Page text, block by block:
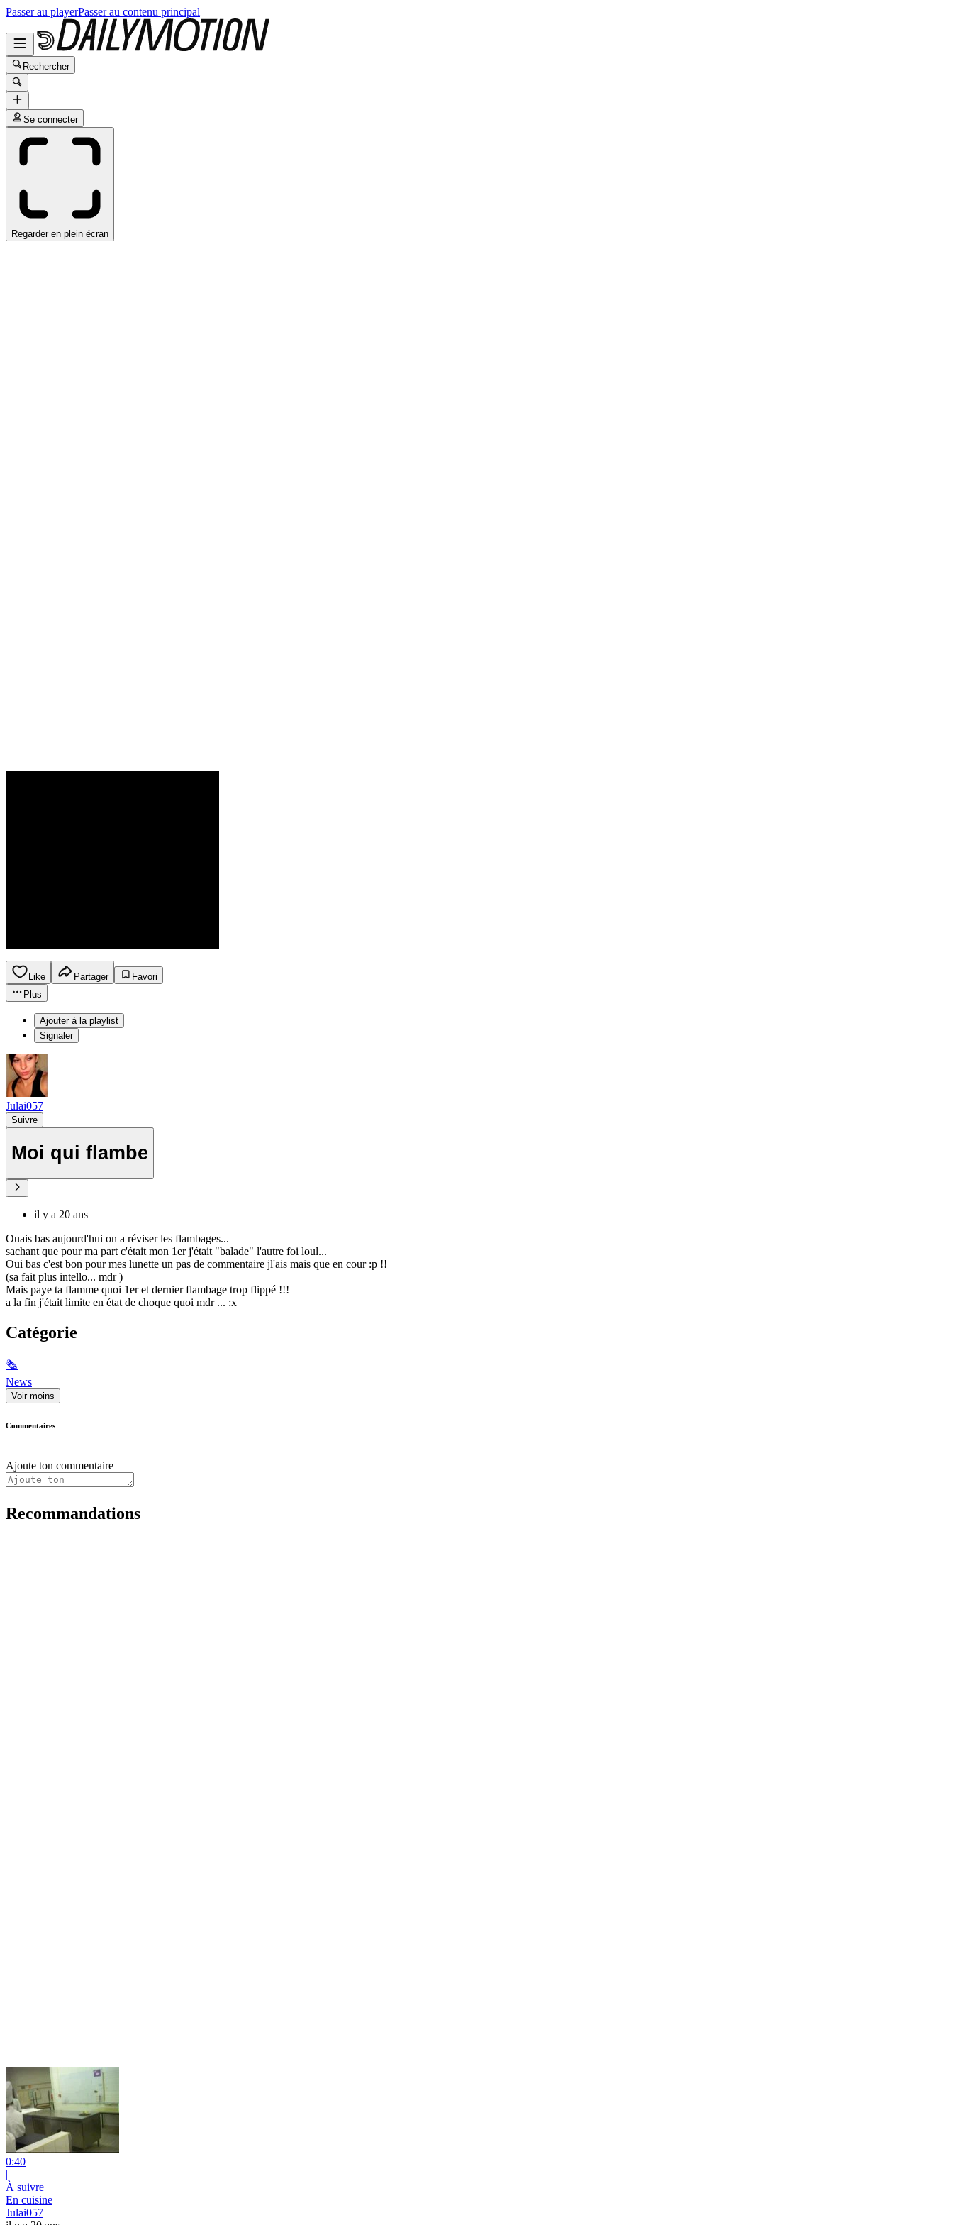
Passer au playerPasser au contenu principal
Rechercher
Se connecter
Regarder en plein écran
Like Partager
Favori
Plus
Ajouter à la playlist
Signaler
Julai057
Suivre
Moi qui flambe
il y a 20 ans
Ouais bas aujourd'hui on a réviser les flambages...
sachant que pour ma part c'était mon 1er j'était "balade" l'autre foi loul...
Oui bas c'est bon pour mes lunette un pas de commentaire jl'ais mais que en cour :p !!
(sa fait plus intello... mdr )
Mais paye ta flamme quoi 1er et dernier flambage trop flippé !!!
a la fin j'était limite en état de choque quoi mdr ... :x
Catégorie
🗞
News
Voir moins
Commentaires
Ajoute ton commentaire
Recommandations
0:40
|
À suivre
En cuisine
Julai057